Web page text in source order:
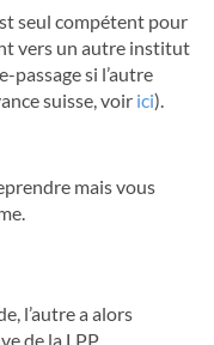
seul compétent pour
vers un autre institut
passage si l’autre
suisse, voir ici).
mais vous
l’autre a alors
de la LPP